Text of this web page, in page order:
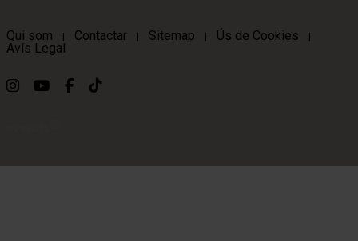
Qui som | Contactar | Sitemap | Ús de Cookies |
Avís Legal
Link a instagram
Link a youtube
Link a facebook
Link a ticktok